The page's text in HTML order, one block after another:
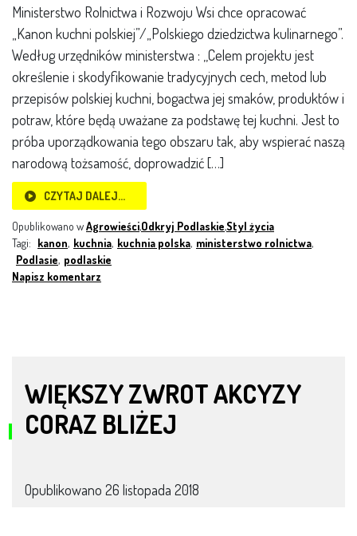
Ministerstwo Rolnictwa i Rozwoju Wsi chce opracować
„Kanon kuchni polskiej”/„Polskiego dziedzictwa kulinarnego”.
Według urzędników ministerstwa : ,,Celem projektu jest
określenie i skodyfikowanie tradycyjnych cech, metod lub
przepisów polskiej kuchni, bogactwa jej smaków, produktów i
potraw, które będą uważane za podstawę tej kuchni. Jest to
próba uporządkowania tego obszaru tak, aby wspierać naszą
narodową tożsamość, doprowadzić […]
CZYTAJ DALEJ…
Opublikowano wAgrowieści,Odkryj Podlaskie,Styl życia
Tagi: kanon, kuchnia, kuchnia polska, ministerstwo rolnictwa,
Podlasie, podlaskie
Napisz komentarz
WIĘKSZY ZWROT AKCYZY
CORAZ BLIŻEJ
Opublikowano 26 listopada 2018